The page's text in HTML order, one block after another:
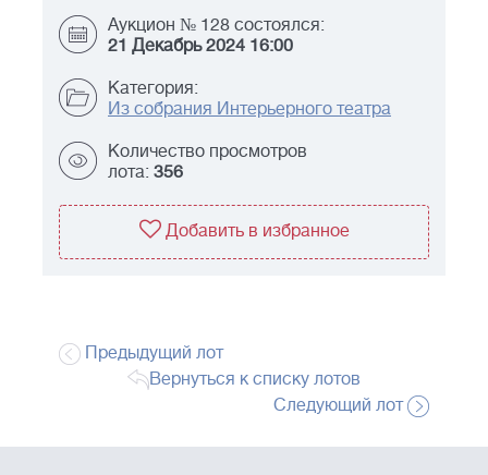
Аукцион № 128 состоялся:
21 Декабрь 2024 16:00
Категория:
Из собрания Интерьерного театра
Количество просмотров
лота: 356
Добавить в избранное
Предыдущий лот
Вернуться к списку лотов
Следующий лот